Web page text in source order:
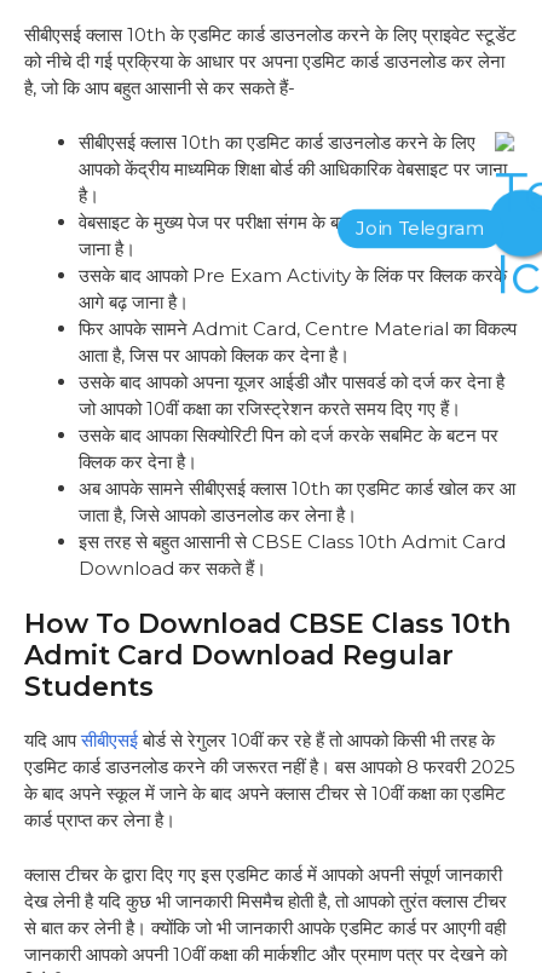
सीबीएसई क्लास 10th के एडमिट कार्ड डाउनलोड करने के लिए प्राइवेट स्टूडेंट
को नीचे दी गई प्रक्रिया के आधार पर अपना एडमिट कार्ड डाउनलोड कर लेना
है, जो कि आप बहुत आसानी से कर सकते हैं-
सीबीएसई क्लास 10th का एडमिट कार्ड डाउनलोड करने के लिए
आपको केंद्रीय माध्यमिक शिक्षा बोर्ड की आधिकारिक वेबसाइट पर जाना
है।
वेबसाइट के मुख्य पेज पर परीक्षा संगम के बटन पर क्लिक करके आगे बढ़
जाना है।
उसके बाद आपको Pre Exam Activity के लिंक पर क्लिक करके
आगे बढ़ जाना है।
फिर आपके सामने Admit Card, Centre Material का विकल्प
आता है, जिस पर आपको क्लिक कर देना है।
उसके बाद आपको अपना यूजर आईडी और पासवर्ड को दर्ज कर देना है
जो आपको 10वीं कक्षा का रजिस्ट्रेशन करते समय दिए गए हैं।
उसके बाद आपका सिक्योरिटी पिन को दर्ज करके सबमिट के बटन पर
क्लिक कर देना है।
अब आपके सामने सीबीएसई क्लास 10th का एडमिट कार्ड खोल कर आ
जाता है, जिसे आपको डाउनलोड कर लेना है।
इस तरह से बहुत आसानी से CBSE Class 10th Admit Card
Download कर सकते हैं।
How To Download CBSE Class 10th
Admit Card Download Regular
Students
यदि आपसीबीएसईबोर्ड से रेगुलर 10वीं कर रहे हैं तो आपको किसी भी तरह के
एडमिट कार्ड डाउनलोड करने की जरूरत नहीं है। बस आपको 8 फरवरी 2025
के बाद अपने स्कूल में जाने के बाद अपने क्लास टीचर से 10वीं कक्षा का एडमिट
कार्ड प्राप्त कर लेना है।
क्लास टीचर के द्वारा दिए गए इस एडमिट कार्ड में आपको अपनी संपूर्ण जानकारी
देख लेनी है यदि कुछ भी जानकारी मिसमैच होती है, तो आपको तुरंत क्लास टीचर
से बात कर लेनी है। क्योंकि जो भी जानकारी आपके एडमिट कार्ड पर आएगी वही
जानकारी आपको अपनी 10वीं कक्षा की मार्कशीट और प्रमाण पत्र पर देखने को